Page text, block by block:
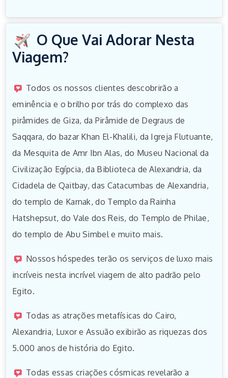
O Que Vai Adorar Nesta
Viagem?
Todos os nossos clientes descobrirão a
eminência e o brilho por trás do complexo das
pirâmides de Giza, da Pirâmide de Degraus de
Saqqara, do bazar Khan El-Khalili, da Igreja Flutuante,
da Mesquita de Amr Ibn Alas, do Museu Nacional da
Civilização Egípcia, da Biblioteca de Alexandria, da
Cidadela de Qaitbay, das Catacumbas de Alexandria,
do templo de Karnak, do Templo da Rainha
Hatshepsut, do Vale dos Reis, do Templo de Philae,
do templo de Abu Simbel e muito mais.
Nossos hóspedes terão os serviços de luxo mais
incríveis nesta incrível viagem de alto padrão pelo
Egito.
Todas as atrações metafísicas do Cairo,
Alexandria, Luxor e Assuão exibirão as riquezas dos
5.000 anos de história do Egito.
Todas essas criações cósmicas revelarão a